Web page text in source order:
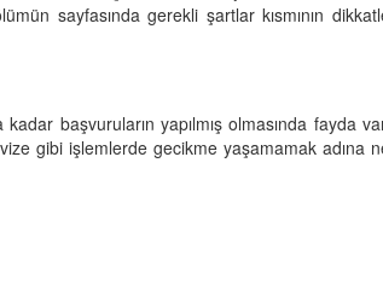
sayfasında gerekli şartlar kısmının
başvuruların yapılmış olmasında fayda
gibi işlemlerde gecikme yaşamamak adına